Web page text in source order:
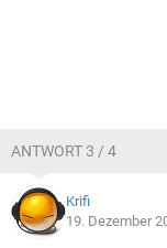
ANTWORT 3 / 4
Krifi
19. Dezember